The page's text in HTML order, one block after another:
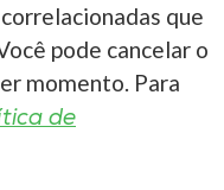
que
pode cancelar o
momento. Para
de